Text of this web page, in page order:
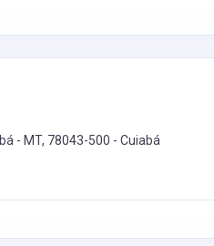
- MT, 78043-500 -Cuiabá